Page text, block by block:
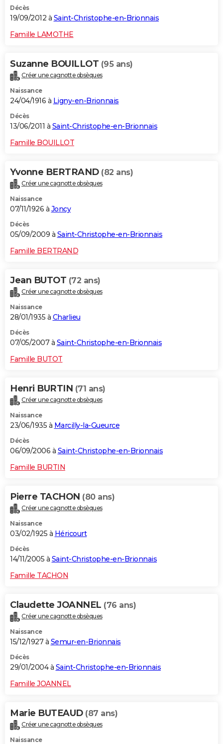
Décès
19/09/2012 à Saint-Christophe-en-Brionnais
Famille LAMOTHE
Suzanne BOUILLOT (95 ans)
Créer une cagnotte obsèques
Naissance
24/04/1916 à Ligny-en-Brionnais
Décès
13/06/2011 à Saint-Christophe-en-Brionnais
Famille BOUILLOT
Yvonne BERTRAND (82 ans)
Créer une cagnotte obsèques
Naissance
07/11/1926 à Joncy
Décès
05/09/2009 à Saint-Christophe-en-Brionnais
Famille BERTRAND
Jean BUTOT (72 ans)
Créer une cagnotte obsèques
Naissance
28/01/1935 à Charlieu
Décès
07/05/2007 à Saint-Christophe-en-Brionnais
Famille BUTOT
Henri BURTIN (71 ans)
Créer une cagnotte obsèques
Naissance
23/06/1935 à Marcilly-la-Gueurce
Décès
06/09/2006 à Saint-Christophe-en-Brionnais
Famille BURTIN
Pierre TACHON (80 ans)
Créer une cagnotte obsèques
Naissance
03/02/1925 à Héricourt
Décès
14/11/2005 à Saint-Christophe-en-Brionnais
Famille TACHON
Claudette JOANNEL (76 ans)
Créer une cagnotte obsèques
Naissance
15/12/1927 à Semur-en-Brionnais
Décès
29/01/2004 à Saint-Christophe-en-Brionnais
Famille JOANNEL
Marie BUTEAUD (87 ans)
Créer une cagnotte obsèques
Naissance